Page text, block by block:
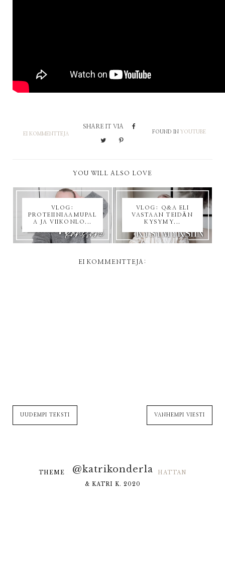
EI KOMMENTTEJA
SHARE IT VIA
FOUND IN YOUTUBE
YOU WILL ALSO LOVE
VLOG:
PROTEIINIAAMUPAL
A JA VIIKONLO...
VLOG: Q&A ELI
VASTAAN TEIDÄN
KYSYMY...
EI KOMMENTTEJA:
UUDEMPI TEKSTI VANHEMPI VIESTI
@katrikonderla
THEME DESIGNED BYHELLO MANHATTAN
& KATRI K. 2020